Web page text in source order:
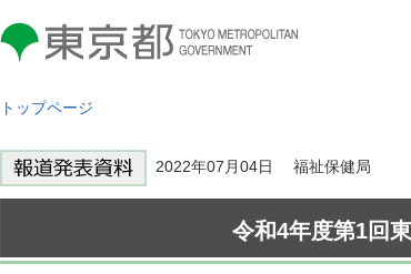
東京都 TOKYO METROPOLITAN
GOVERNMENT
トップページ
2022年07月04日 福祉保健局
令和4年度第1回